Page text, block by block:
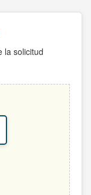
la solicitud